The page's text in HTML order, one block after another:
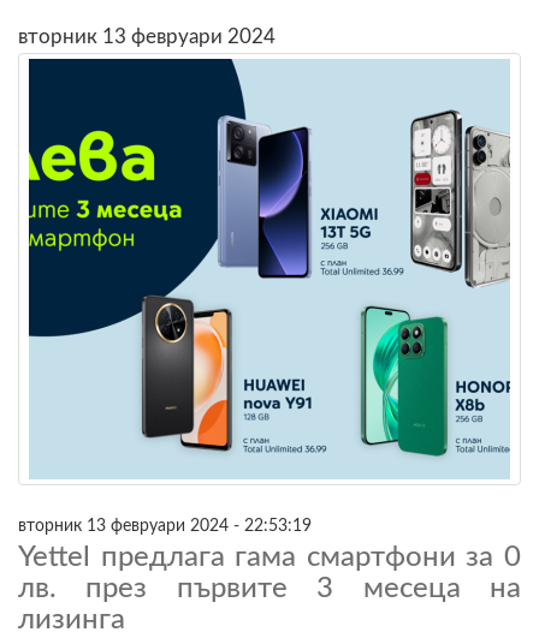
вторник 13 февруари 2024
вторник 13 февруари 2024 - 22:53:19
Yettel предлага гама смартфони за 0
лв. през първите 3 месеца на
лизинга